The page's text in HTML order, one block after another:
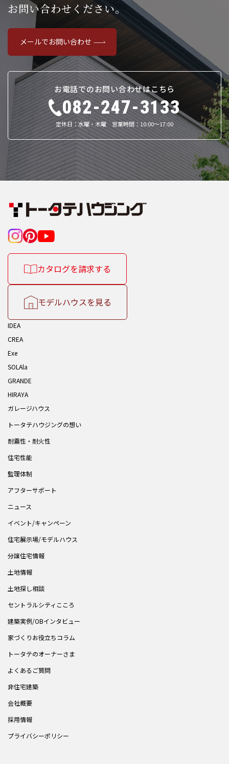
お問い合わせください。
メールでお問い合わせ
お電話でのお問い合わせはこちら
082-247-3133
定休日：水曜・木曜 営業時間：10:00～17:00
カタログを請求する
モデルハウスを見る
IDEA
CREA
Exe
SOLAla
GRANDE
HIRAYA
ガレージハウス
トータテハウジングの想い
耐震性・耐火性
住宅性能
監理体制
アフターサポート
ニュース
イベント/キャンペーン
住宅展示場/モデルハウス
分譲住宅情報
土地情報
土地探し相談
セントラルシティこころ
建築実例/OBインタビュー
家づくりお役立ちコラム
トータテのオーナーさま
よくあるご質問
非住宅建築
会社概要
採用情報
プライバシーポリシー